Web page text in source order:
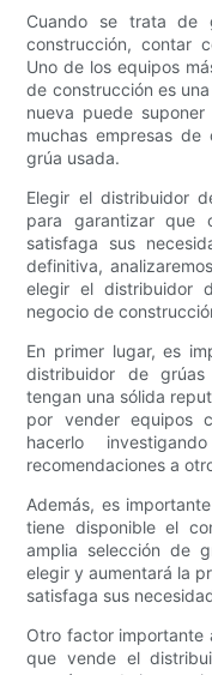
Cuando se trata de
construcción, contar
Uno de los equipos
de construcción es
nueva puede
muchas empresas
grúa usada.
Elegir el distribuidor
para garantizar que
satisfaga sus
definitiva,
elegir el distribuidor
negocio de
En primer lugar, es
distribuidor de grúas
tengan una sólida
por vender equipos
hacerlo
recomendaciones a
Además, es
tiene disponible el
amplia selección de
elegir y aumentará la
satisfaga sus
Otro factor importante
que vende el